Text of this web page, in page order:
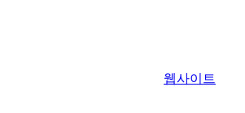
웹사이트